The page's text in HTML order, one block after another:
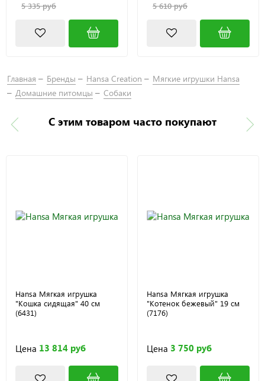
5 335 руб 5 610 руб
Главная Бренды Hansa Creation
Мягкие игрушки Hansa
Домашние питомцы
Собаки
С этим товаром часто покупают
Hansa Мягкая игрушка
"Кошка сидящая" 40 см
(6431)
Цена 13 814 руб
Hansa Мягкая игрушка
"Котенок бежевый" 19 см
(7176)
Цена 3 750 руб